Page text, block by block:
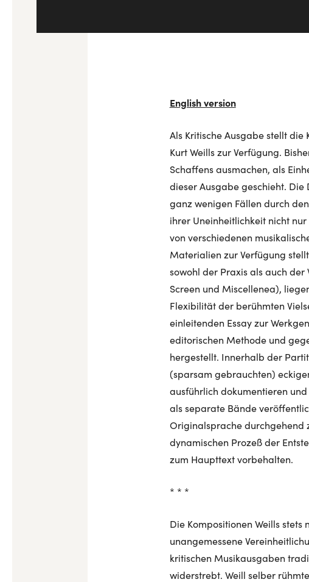
English version
Als Kritische Ausgabe stellt die
Kurt Weills zur Verfügung.
Schaffens ausmachen, als
dieser Ausgabe geschieht.
ganz wenigen Fällen durch
ihrer Uneinheitlichkeit nicht
von verschiedenen
Materialien zur Verfügung
sowohl der Praxis als auch der
Screen und Miscellenea),
Flexibilität der berühmten
einleitenden Essay zur
editorischen Methode und
hergestellt. Innerhalb der
(sparsam gebrauchten)
ausführlich dokumentieren
als separate Bände
Originalsprache durchgehend
dynamischen Prozeß der
zum Haupttext vorbehalten.
* * *
Die Kompositionen Weills
unangemessene
kritischen Musikausgaben
widerstrebt. Weill selber